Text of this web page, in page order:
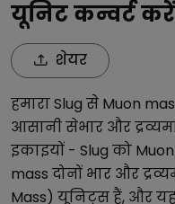
यूनिट कन्वर्ट करें
शेयर
हमाराSlug से Muon
आसानी सेभार और
इकाइयों - Slug को
mass दोनों भार और
Mass) यूनिट्स हैं, और